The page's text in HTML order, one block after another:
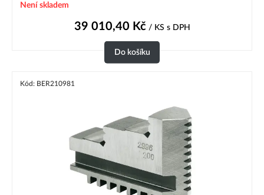
Není skladem
39 010,40 Kč/ KS s DPH
Do košíku
Kód: BER210981